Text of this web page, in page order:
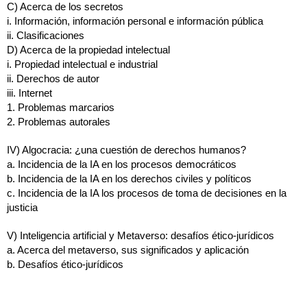
C) Acerca de los secretos
i.
Información, información personal e información pública
ii. Clasificaciones
D) Acerca de la propiedad intelectual
i. Propiedad intelectual e industrial
ii. Derechos de autor
iii.
Internet
1. Problemas marcarios
2. Problemas autorales
IV) Algocracia: ¿una cuestión de derechos humanos?
a.
Incidencia de la IA en los procesos democráticos
b.
Incidencia de la IA en los derechos civiles y políticos
c.
Incidencia de la IA los procesos de toma de decisiones en la
justicia
V) Inteligencia artificial y Metaverso: desafíos ético-jurídicos
a. Acerca del metaverso, sus significados y aplicación
b. Desafíos ético-jurídicos